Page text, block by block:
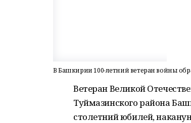
В Башкирии 100-летний ветеран войны
Ветеран Великой
Туймазинского района
столетний юбилей,